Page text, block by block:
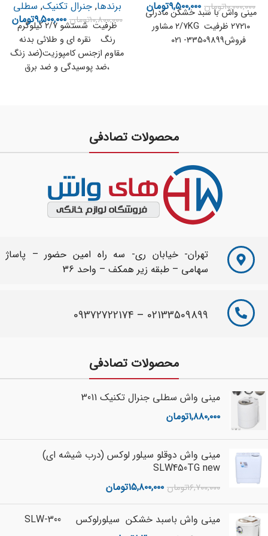
33509899-021
حمل رایگان ۱۰,۰۰۰,۰۰۰تومان ۹,۵۰۰,۰۰۰تومان
مینی واش با سبد خشکن مادرلی
۲۷۲۱۰ ظرفیت ۲/7KG مشاور
فروش33509899- ۰۲۱
برندها,جنرال تکنیک, سطلی
۱۰,۸۰۰,۰۰۰تومان ۹,۵۰۰,۰۰۰تومان
ظرفیت شستشو ۲/۷ کیلوگرم
رنگ نقره ای و طلائی بدنه
مقاوم ازجنس کامپوزیت(ضد زنگ
،ضد پوسیدگی و ضد برق
محصولات تصادفی
تهران- خیابان ری- سه راه امین حضور – پاساژ
سهامی – طبقه زیر همکف – واحد 36
02133509899
–
09372722174
محصولات تصادفی
مینی واش سطلی جنرال تکنیک 3011
۱,۸۸۰,۰۰۰تومان
مینی واش دوقلو سیلور لوکس (درب شیشه ای)
SLW450TG new
۱۶,۷۰۰,۰۰۰تومان ۱۵,۸۰۰,۰۰۰تومان
مینی واش باسبد خشکن سیلورلوکس SLW-300